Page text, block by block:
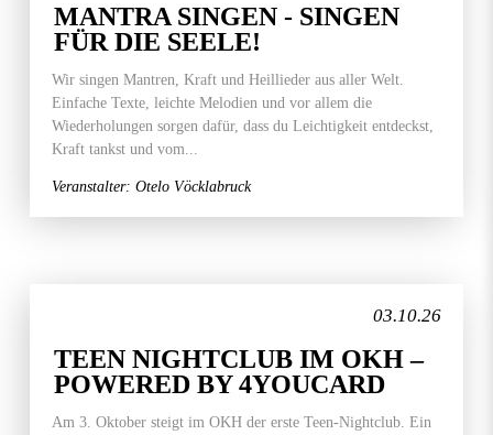
MANTRA SINGEN - SINGEN
FÜR DIE SEELE!
Wir singen Mantren, Kraft und Heillieder aus aller Welt.
Einfache Texte, leichte Melodien und vor allem die
Wiederholungen sorgen dafür, dass du Leichtigkeit entdeckst,
Kraft tankst und vom...
Veranstalter: Otelo Vöcklabruck
03.10.26
TEEN NIGHTCLUB IM OKH –
POWERED BY 4YOUCARD
Am 3. Oktober steigt im OKH der erste Teen-Nightclub. Ein